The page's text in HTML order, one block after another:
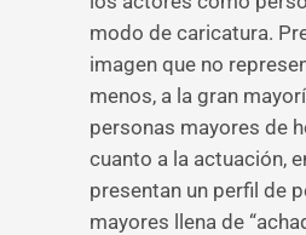
modo de caricatura.
imagen que no
menos, a la gran
personas mayores de
cuanto a la actuación,
presentan un perfil de
mayores llena de